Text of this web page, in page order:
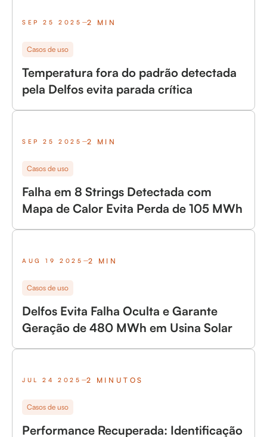
SEP 25 2025 2 MIN
Casos de uso
Temperatura fora do padrão detectada
pela Delfos evita parada crítica
SEP 25 2025 2 MIN
Casos de uso
Falha em 8 Strings Detectada com
Mapa de Calor Evita Perda de 105 MWh
AUG 19 2025 2 MIN
Casos de uso
Delfos Evita Falha Oculta e Garante
Geração de 480 MWh em Usina Solar
JUL 24 2025 2 MINUTOS
Casos de uso
Performance Recuperada: Identificação